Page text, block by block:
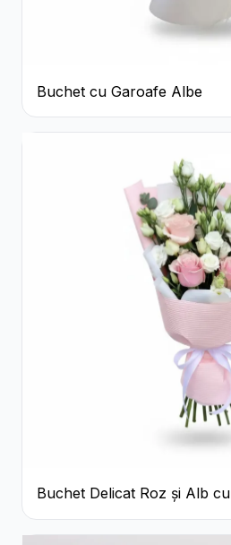
Buchet cu Garoafe Albe
Buchet Delicat Roz și Alb cu
Trandafiri și Lisianthus